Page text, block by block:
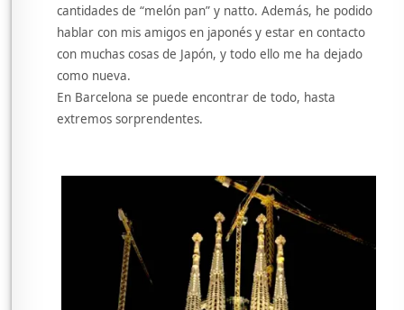
cantidades de “melón pan” y natto. Además, he podido
hablar con mis amigos en japonés y estar en contacto
con muchas cosas de Japón, y todo ello me ha dejado
como nueva.
En Barcelona se puede encontrar de todo, hasta
extremos sorprendentes.